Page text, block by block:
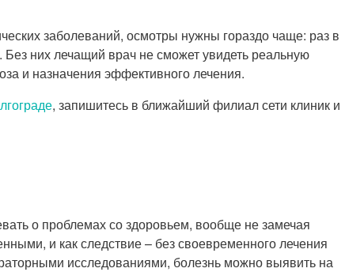
заболеваний, осмотры нужны гораздо чаще: раз в
Без них лечащий врач не сможет увидеть реальную
и назначения эффективного лечения.
, запишитесь в ближайший филиал сети клиник и
о проблемах со здоровьем, вообще не замечая
и как следствие – без своевременного лечения
исследованиями, болезнь можно выявить на